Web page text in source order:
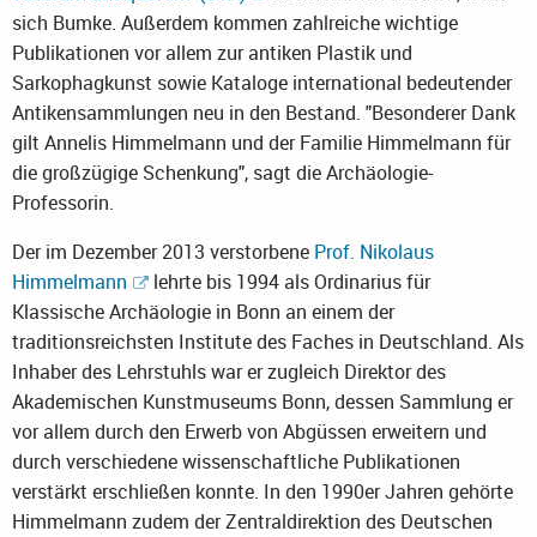
sich Bumke. Außerdem kommen zahlreiche wichtige
Publikationen vor allem zur antiken Plastik und
Sarkophagkunst sowie Kataloge international bedeutender
Antikensammlungen neu in den Bestand. "Besonderer Dank
gilt Annelis Himmelmann und der Familie Himmelmann für
die großzügige Schenkung", sagt die Archäologie-
Professorin.
Der im Dezember 2013 verstorbene Prof. Nikolaus
Himmelmann
lehrte bis 1994 als Ordinarius für
Klassische Archäologie in Bonn an einem der
traditionsreichsten Institute des Faches in Deutschland. Als
Inhaber des Lehrstuhls war er zugleich Direktor des
Akademischen Kunstmuseums Bonn, dessen Sammlung er
vor allem durch den Erwerb von Abgüssen erweitern und
durch verschiedene wissenschaftliche Publikationen
verstärkt erschließen konnte. In den 1990er Jahren gehörte
Himmelmann zudem der Zentraldirektion des Deutschen